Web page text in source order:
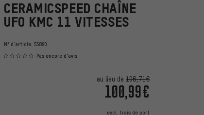
CERAMICSPEED CHAÎNE
UFO KMC 11 VITESSES
N° d'article: 55890
Pas encore d'avis
au lieu de 106,71€
100,99€
excl. frais de port